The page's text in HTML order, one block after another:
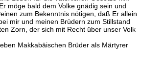
möge bald dem Volke gnädig sein und
zum Bekenntnis nötigen, daß Er allein
mir und meinen Brüdern zum Stillstand
Zorn, der sich mit Recht über unser Volk
Makkabäischen Brüder als Märtyrer